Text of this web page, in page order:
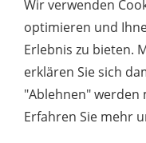
IMPRESSUM
TOURISMUSHELD
Hotels und
Wir verwenden
optimieren und
Erlebnis zu bieten.
erklären Sie sich
"Ablehnen" werden
Erfahren Sie mehr